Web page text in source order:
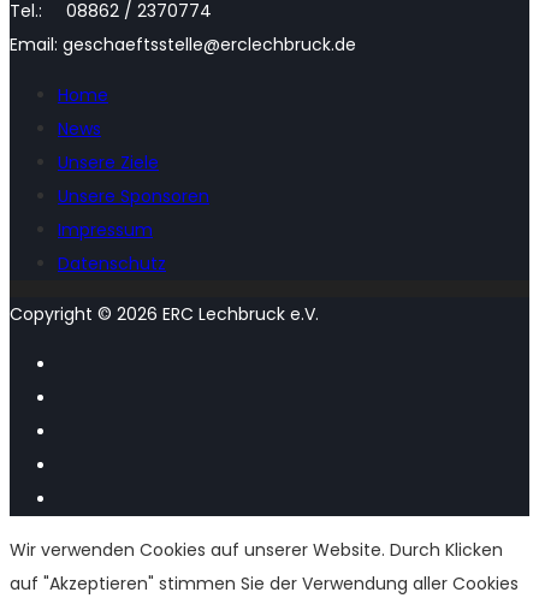
Tel.: 08862 / 2370774
Email: geschaeftsstelle@erclechbruck.de
Home
News
Unsere Ziele
Unsere Sponsoren
Impressum
Datenschutz
Copyright © 2026 ERC Lechbruck e.V.
Wir verwenden Cookies auf unserer Website. Durch Klicken
auf "Akzeptieren" stimmen Sie der Verwendung aller Cookies